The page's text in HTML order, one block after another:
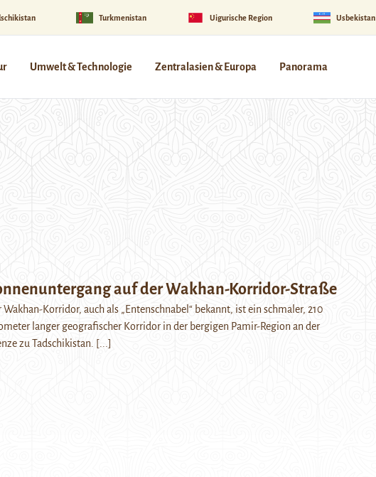
Turkmenistan Uigurische Region Usbekistan
Umwelt & Technologie Zentralasien & Europa Panorama
auf der Wakhan-Korridor-Straße
Wakhan-Korridor, auch als „Entenschnabel“ bekannt, ist ein schmaler, 210
langer geografischer Korridor in der bergigen Pamir-Region an der
zu Tadschikistan.
[...]